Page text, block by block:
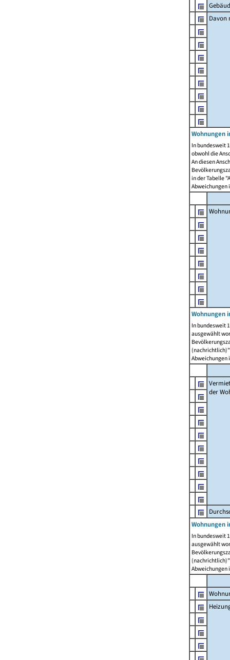
Davon
Wohnungen
In bundesweit
obwohl die
An diesen
in der Tabelle
Abweichungen
Wohnungen
In bundesweit
ausgewählt
Abweichungen
der
Wohnungen
In bundesweit
ausgewählt
Abweichungen